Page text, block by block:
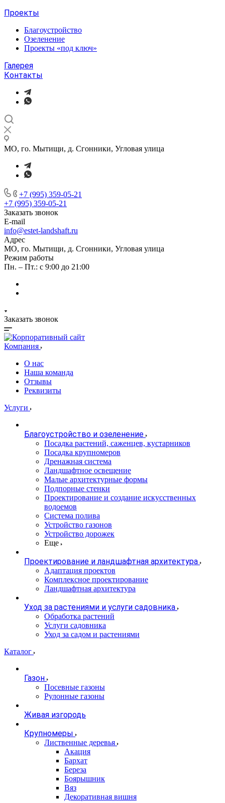
Проекты
Благоустройство
Озеленение
Проекты «под ключ»
Галерея
Контакты
МО, го. Мытищи, д. Сгонники, Угловая улица
+7 (995) 359-05-21
+7 (995) 359-05-21
Заказать звонок
E-mail
info@estet-landshaft.ru
Адрес
МО, го. Мытищи, д. Сгонники, Угловая улица
Режим работы
Пн. – Пт.: с 9:00 до 21:00
Заказать звонок
Компания
О нас
Наша команда
Отзывы
Реквизиты
Услуги
Благоустройство и озеленение
Посадка растений, саженцев, кустарников
Посадка крупномеров
Дренажная система
Ландшафтное освещение
Малые архитектурные формы
Подпорные стенки
Проектирование и создание искусственных
водоемов
Система полива
Устройство газонов
Устройство дорожек
Еще
Проектирование и ландшафтная архитектура
Адаптация проектов
Комплексное проектирование
Ландшафтная архитектура
Уход за растениями и услуги садовника
Обработка растений
Услуги садовника
Уход за садом и растениями
Каталог
Газон
Посевные газоны
Рулонные газоны
Живая изгородь
Крупномеры
Лиственные деревья
Акация
Бархат
Береза
Боярышник
Вяз
Декоративная вишня